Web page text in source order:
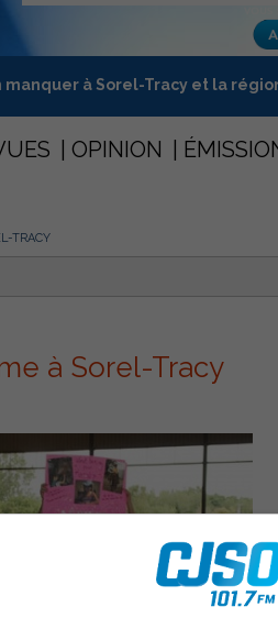
manquer à Sorel-Tracy et la
OPINION
TRACY
à Sorel-Tracy